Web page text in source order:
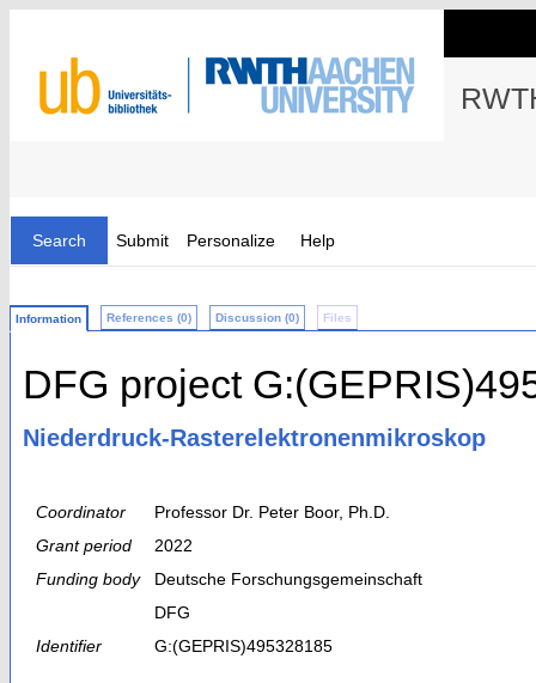
Search Submit Personalize Help
Information References (0) Discussion (0) Files
DFG project
Niederdruck-Rasterelektronenmikroskop
Coordinator
Professor Dr. Peter Boor, Ph.D.
Grant period
2022
Funding body
Deutsche Forschungsgemeinschaft
DFG
Identifier
G:(GEPRIS)495328185